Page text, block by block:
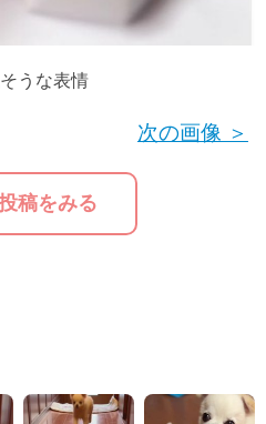
うな表情
稿をみる
次の画像 ＞